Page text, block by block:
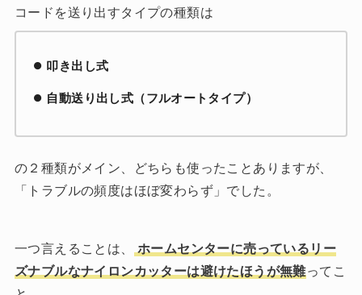
コードを送り出すタイプの種類は
叩き出し式
自動送り出し式（フルオートタイプ）
の２種類がメイン、どちらも使ったことありますが、
「トラブルの頻度はほぼ変わらず」でした。
一つ言えることは、
ホームセンターに売っているリー
ズナブルなナイロンカッターは避けたほうが無難ってこ